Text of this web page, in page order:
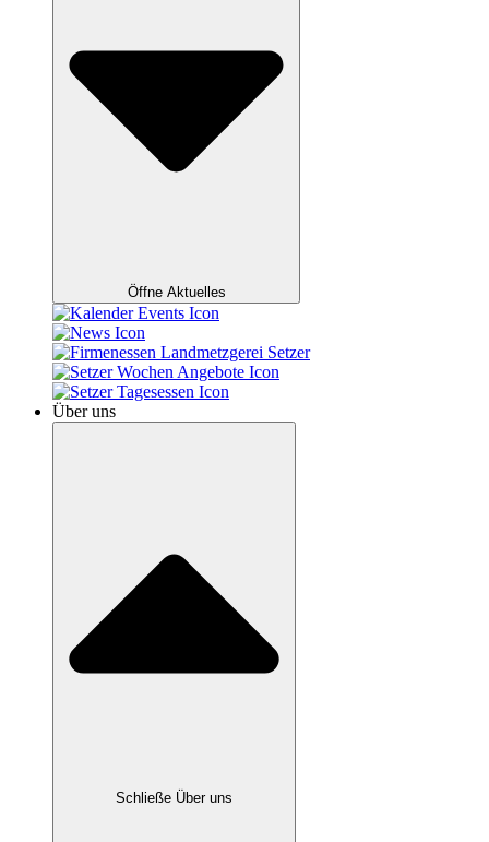
Öffne Aktuelles
Über uns
Schließe Über uns